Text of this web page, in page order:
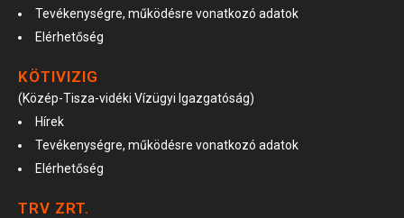
Tevékenységre, működésre vonatkozó adatok
Elérhetőség
KÖTIVIZIG
(Közép-Tisza-vidéki Vízügyi Igazgatóság)
Hírek
Tevékenységre, működésre vonatkozó adatok
Elérhetőség
TRV ZRT.